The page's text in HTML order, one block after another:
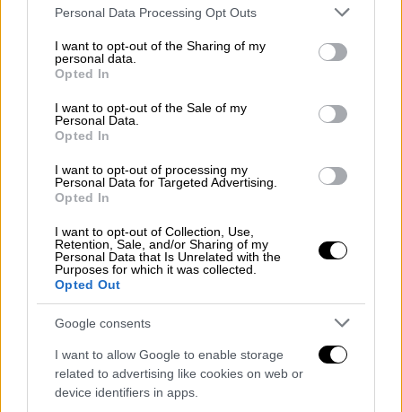
Please note that this website/app uses one or more Google
not limited to your visit or usage behaviour. You may click to
grant or deny consent to Google and its third-party tags to
use your data for below specified purposes in below Google
consent section.
Personal Data Processing Opt Outs
I want to opt-out of the Sharing of my
personal data.
Opted In
I want to opt-out of the Sale of my
Personal Data.
Opted In
I want to opt-out of processing my
Personal Data for Targeted Advertising.
Opted In
I want to opt-out of Collection, Use,
Retention, Sale, and/or Sharing of my
Personal Data that Is Unrelated with the
Purposes for which it was collected.
Opted Out
Google consents
I want to allow Google to enable storage
related to advertising like cookies on web or
device identifiers in apps.
Πέντε άνδρες σκοτώθηκαν σε μια γειτονιά
της πόλης Στόκτον στο διάστημα μεταξύ της
8ης Ιουλίου και της 27ης Σεπτεμβρίου.
Απρίλιο του 2021 στο Όκλαντ, περίπου 80
χιλιόμετρα δυτικά του Στόκτον. Τα θύματα
ήταν μεταξύ 21 και 54 ετών.
video